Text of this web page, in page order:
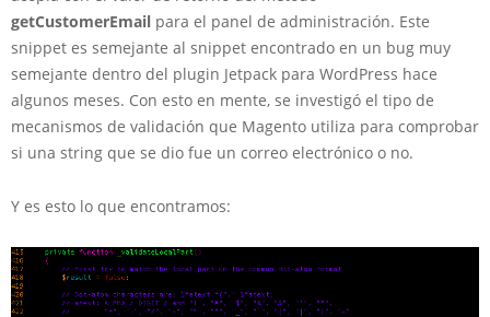
getCustomerEmail para el panel de administración. Este
snippet es semejante al snippet encontrado en un bug muy
semejante dentro del plugin Jetpack para WordPress hace
algunos meses. Con esto en mente, se investigó el tipo de
mecanismos de validación que Magento utiliza para comprobar
si una string que se dio fue un correo electrónico o no.
Y es esto lo que encontramos: